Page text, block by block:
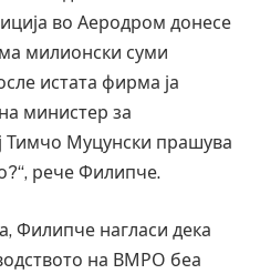
во Аеродром донесе
милионски суми
истата фирма ја
министер за
Тимчо Муцунски прашува
рече Филипче.
Филипче нагласи дека
на ВМРО беа